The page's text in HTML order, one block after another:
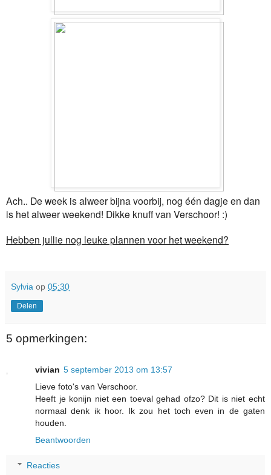
Ach.. De week is alweer bijna voorbij, nog één dagje en dan
is het alweer weekend! Dikke knuff van Verschoor! :)
Hebben jullie nog leuke plannen voor het weekend?
Sylvia op 05:30
Delen
5 opmerkingen:
vivian 5 september 2013 om 13:57
Lieve foto's van Verschoor.
Heeft je konijn niet een toeval gehad ofzo? Dit is niet echt
normaal denk ik hoor. Ik zou het toch even in de gaten
houden.
Beantwoorden
Reacties